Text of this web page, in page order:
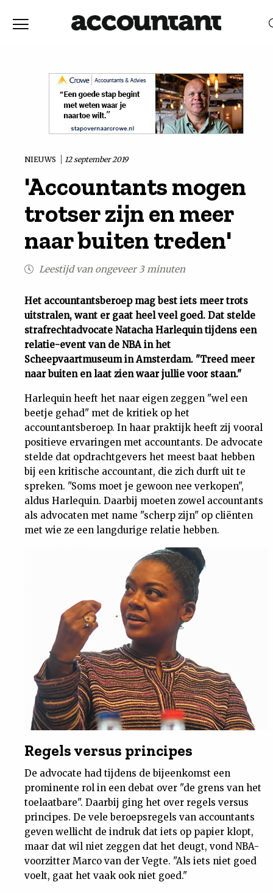
Vaktechniek
Achtergrond
Uit
Feiten
Cijfers
Tuchtrecht
Magazine
Podcast
Dossiers
NIEUWS 12 september 2019
'Accountants mogen
trotser zijn en meer
naar buiten treden'
Leestijd van ongeveer 3 minuten
Het accountantsberoep mag best iets meer trots
uitstralen, want er gaat heel veel goed. Dat stelde
strafrechtadvocate Natacha Harlequin tijdens een
relatie-event van de NBA in het
Scheepvaartmuseum in Amsterdam. "Treed meer
naar buiten en laat zien waar jullie voor staan."
Harlequin heeft het naar eigen zeggen "wel een
beetje gehad" met de kritiek op het
accountantsberoep. In haar praktijk heeft zij vooral
positieve ervaringen met accountants. De advocate
stelde dat opdrachtgevers het meest baat hebben
bij een kritische accountant, die zich durft uit te
spreken. "Soms moet je gewoon nee verkopen",
aldus Harlequin. Daarbij moeten zowel accountants
als advocaten met name "scherp zijn" op cliënten
met wie ze een langdurige relatie hebben.
Regels versus principes
De advocate had tijdens de bijeenkomst een
prominente rol in een debat over "de grens van het
toelaatbare". Daarbij ging het over regels versus
principes. De vele beroepsregels van accountants
geven wellicht de indruk dat iets op papier klopt,
maar dat wil niet zeggen dat het deugt, vond NBA-
voorzitter Marco van der Vegte. "Als iets niet goed
voelt, gaat het vaak ook niet goed."
RELEVANTIEDATUM